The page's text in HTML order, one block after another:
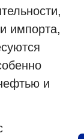
импорта,
и